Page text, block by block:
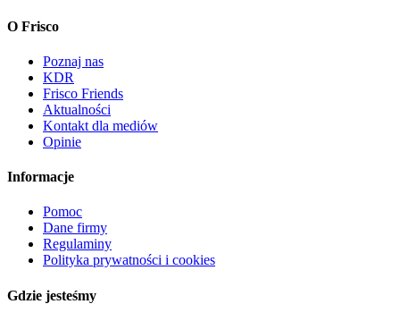
O Frisco
Poznaj nas
KDR
Frisco Friends
Aktualności
Kontakt dla mediów
Opinie
Informacje
Pomoc
Dane firmy
Regulaminy
Polityka prywatności i cookies
Gdzie jesteśmy